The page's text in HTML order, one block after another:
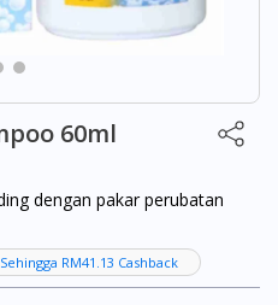
60ml
dengan pakar perubatan
Sehingga RM41.13 Cashback